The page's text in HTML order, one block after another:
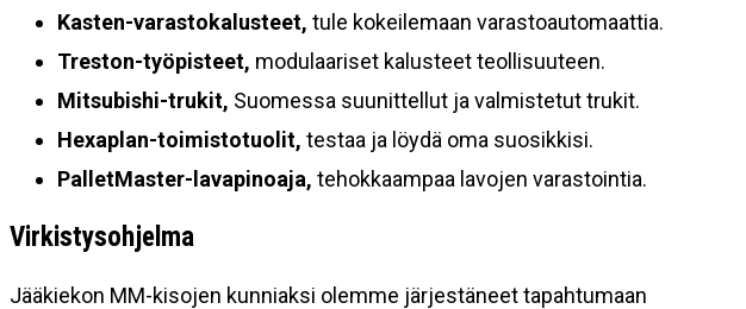
Kasten-varastokalusteet,tule kokeilemaan varastoautomaattia.
Treston-työpisteet, modulaariset kalusteet teollisuuteen.
Mitsubishi-trukit, Suomessa suunittellut ja valmistetut trukit.
Hexaplan-toimistotuolit,testaa ja löydä oma suosikkisi.
PalletMaster-lavapinoaja, tehokkaampaa lavojen varastointia.
Virkistysohjelma
Jääkiekon MM-kisojen kunniaksi olemme järjestäneet tapahtumaan